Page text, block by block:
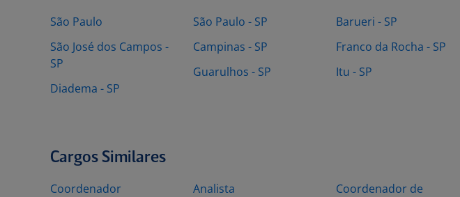
São Paulo
São José dos Campos -
SP
Diadema - SP
São Paulo - SP
Campinas - SP
Guarulhos - SP
Barueri - SP
Franco da Rocha - SP
Itu - SP
Cargos Similares
Coordenador
Analista
Coordenador de